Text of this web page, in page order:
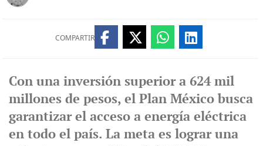
COMPARTIR
Con una inversión superior a 624 mil
millones de pesos, el Plan México busca
garantizar el acceso a energía eléctrica
en todo el país. La meta es lograr una